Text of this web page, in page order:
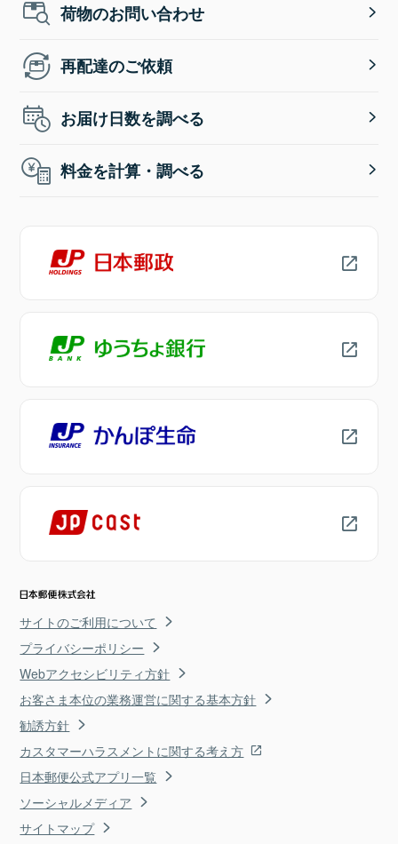
荷物のお問い合わせ
再配達のご依頼
お届け日数を調べる
料金を計算・調べる
サイトのご利用について
プライバシーポリシー
Webアクセシビリティ方針
お客さま本位の業務運営に関する基本方針
勧誘方針
カスタマーハラスメントに関する考え方
日本郵便公式アプリ一覧
ソーシャルメディア
サイトマップ